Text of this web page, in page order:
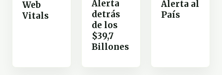
Web
Vitals
Alerta
detrás
de los
$39,7
Billones
Alerta al
País